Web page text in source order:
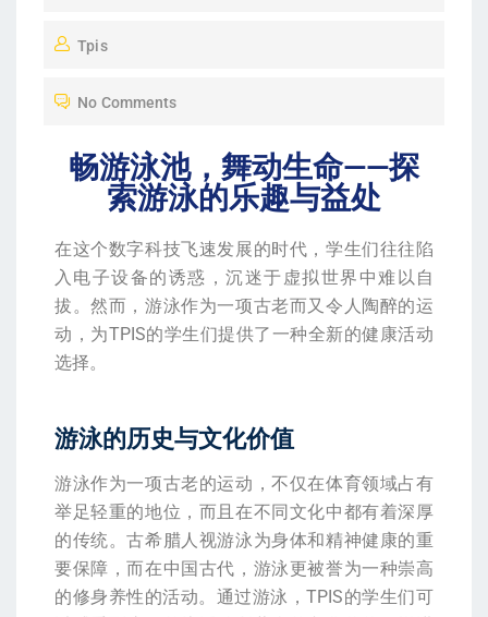
Tpis
No Comments
畅游泳池，舞动生命——探
索游泳的乐趣与益处
在这个数字科技飞速发展的时代，学生们往往陷
入电子设备的诱惑，沉迷于虚拟世界中难以自
拔。然而，游泳作为一项古老而又令人陶醉的运
动，为TPIS的学生们提供了一种全新的健康活动
选择。
游泳的历史与文化价值
游泳作为一项古老的运动，不仅在体育领域占有
举足轻重的地位，而且在不同文化中都有着深厚
的传统。古希腊人视游泳为身体和精神健康的重
要保障，而在中国古代，游泳更被誉为一种崇高
的修身养性的活动。通过游泳，TPIS的学生们可